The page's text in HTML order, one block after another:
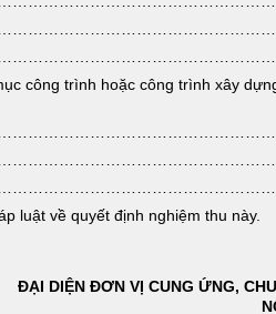
công trình hoặc công trình xây
luật về quyết định nghiệm thu này.
ĐẠI DIỆN ĐƠN VỊ CUNG ỨNG,